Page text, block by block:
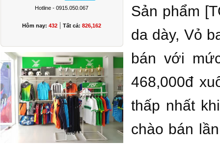
Hotline - 0915.050.067
Hôm nay: 432 | Tất cả: 826,162
Sản phẩm
da dày, Vỏ
bán với
468,000đ
thấp nhất
chào bán